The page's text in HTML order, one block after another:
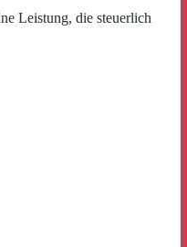
Leistung, die steuerlich